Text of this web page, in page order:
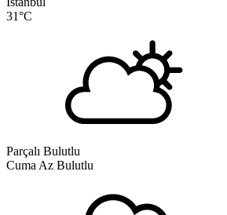
31°C
Parçalı Bulutlu
Cuma Az Bulutlu